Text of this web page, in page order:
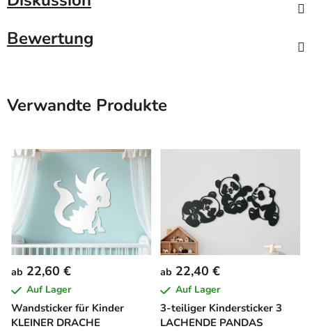
Bewertung
Verwandte Produkte
Wandsticker für Kinder
KLEINER DRACHE
ab 22,60 €
Auf Lager
3-teiliger Kindersticker 3
LACHENDE PANDAS
ab 22,40 €
Auf Lager